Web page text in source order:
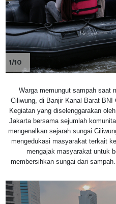
1/10
Warga memungut sampah saat
Ciliwung, di Banjir Kanal Barat BNI
Kegiatan yang diselenggarakan
Jakarta bersama sejumlah
mengenalkan sejarah sungai
mengedukasi masyarakat terkait
mengajak masyarakat untuk
membersihkan sungai dari